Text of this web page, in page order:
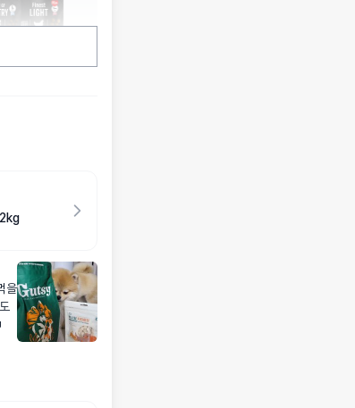
을